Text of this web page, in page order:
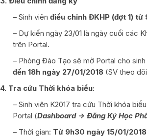
– Sinh viên điều chỉnh ĐKHP (đợt 1) từ
– Dự kiến ngày 23/01 là ngày cuối các
trên Portal.
– Phòng Đào Tạo sẽ mở Portal cho sinh
đến 18h ngày 27/01/2018 (SV theo
4. Tra cứu Thời khóa biểu:
– Sinh viên K2017 tra cứu Thời khóa
Portal (Dashboard -> Đăng Ký Học
– Thời gian: Từ 9h30 ngày 15/01/2018